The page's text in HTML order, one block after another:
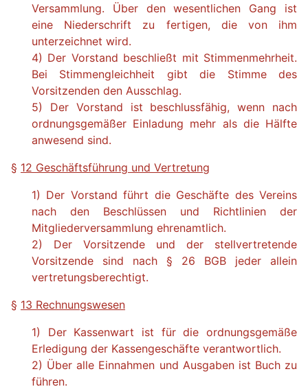
Versammlung. Über den wesentlichen Gang ist
eine Niederschrift zu fertigen, die von ihm
unterzeichnet wird.
4) Der Vorstand beschließt mit Stimmenmehrheit.
Bei Stimmengleichheit gibt die Stimme des
Vorsitzenden den Ausschlag.
5) Der Vorstand ist beschlussfähig, wenn nach
ordnungsgemäßer Einladung mehr als die Hälfte
anwesend sind.
§ 12 Geschäftsführung und Vertretung
1) Der Vorstand führt die Geschäfte des Vereins
nach den Beschlüssen und Richtlinien der
Mitgliederversammlung ehrenamtlich.
2) Der Vorsitzende und der stellvertretende
Vorsitzende sind nach § 26 BGB jeder allein
vertretungsberechtigt.
§ 13 Rechnungswesen
1) Der Kassenwart ist für die ordnungsgemäße
Erledigung der Kassengeschäfte verantwortlich.
2) Über alle Einnahmen und Ausgaben ist Buch zu
führen.